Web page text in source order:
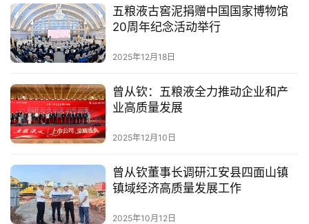
态
视
期。”曾从钦进一步介绍了五粮液在新发展阶段的…
五粮液古窖泥捐赠中国国家博物馆
20周年纪念活动举行
2025年12月18日
曾从钦：五粮液全力推动企业和产
业高质量发展
2025年12月10日
曾从钦董事长调研江安县四面山镇
镇域经济高质量发展工作
2025年10月12日